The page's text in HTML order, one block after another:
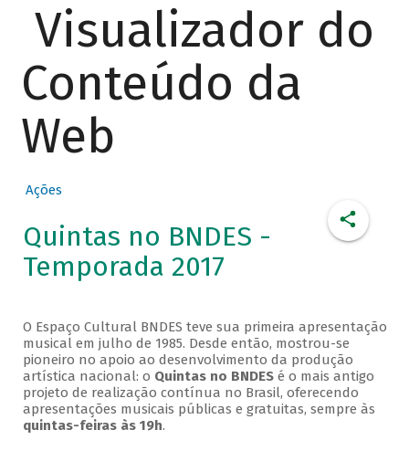
Visualizador do
Conteúdo da
Web
Ações
Quintas no BNDES -
Temporada 2017
O Espaço Cultural BNDES teve sua primeira apresentação
musical em julho de 1985. Desde então, mostrou-se
pioneiro no apoio ao desenvolvimento da produção
artística nacional: o Quintas no BNDESé o mais antigo
projeto de realização contínua no Brasil, oferecendo
apresentações musicais públicas e gratuitas, sempre às
quintas-feiras às 19h.